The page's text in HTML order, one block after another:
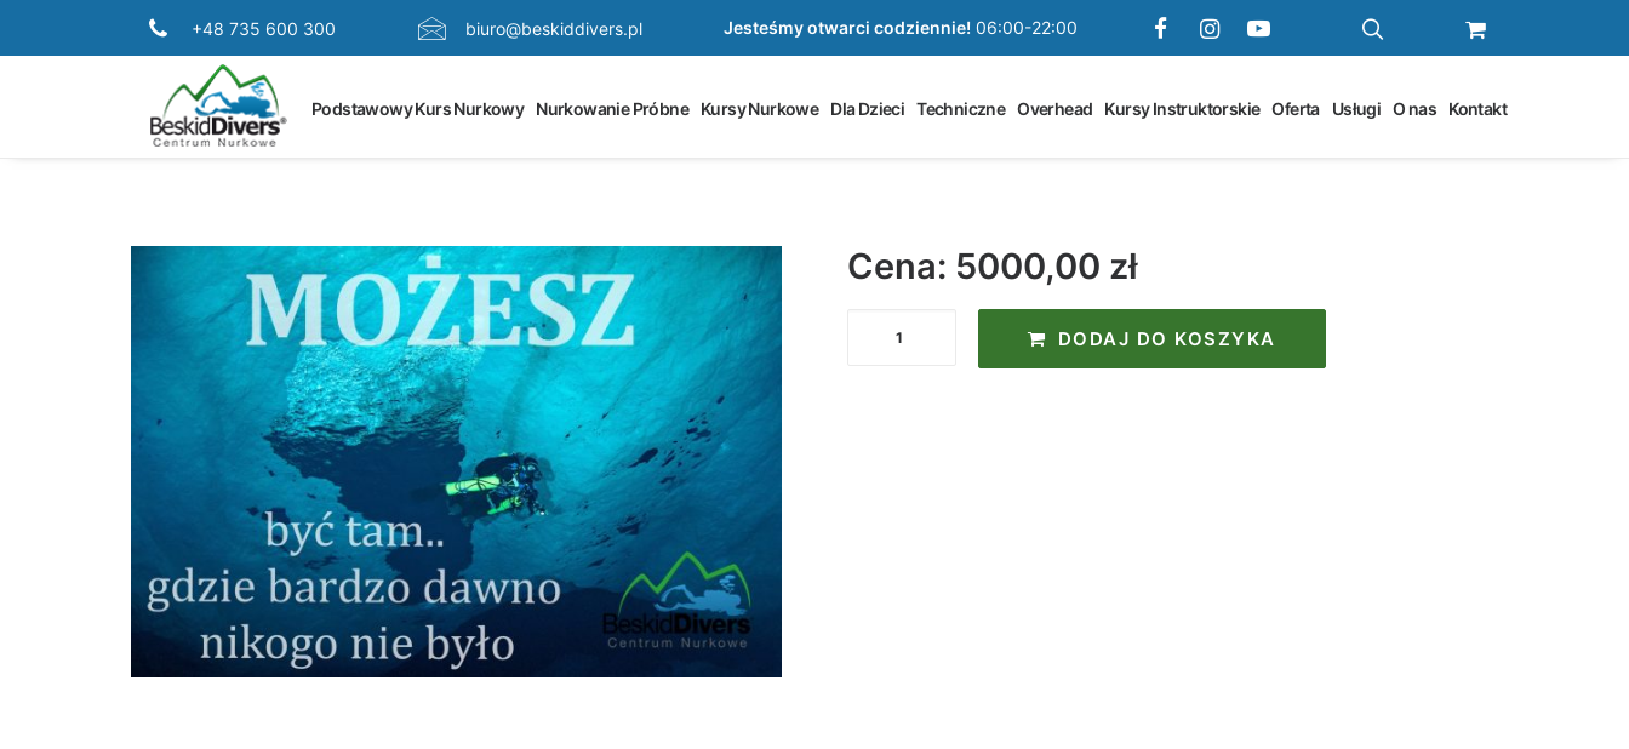
+48 735 600 300 biuro@beskiddivers.pl Jesteśmy otwarci codziennie! 06:00-22:00
Podstawowy Kurs Nurkowy Nurkowanie Próbne Kursy Nurkowe Dla Dzieci Techniczne Overhead Kursy Instruktorskie Oferta Usługi O nas Kontakt
Cena: 5000,00 zł
DODAJ DO KOSZYKA